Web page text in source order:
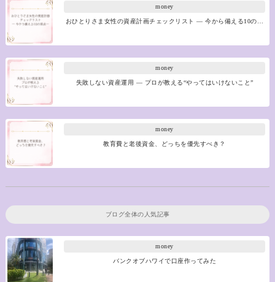
money
おひとりさま女性の資産計画チェックリスト ― 今から備える10の…
money
失敗しない資産運用 ― プロが教える“やってはいけないこと”
money
教育費と老後資金、どっちを優先すべき？
ブログ全体の人気記事
money
バンクオブハワイで口座作ってみた